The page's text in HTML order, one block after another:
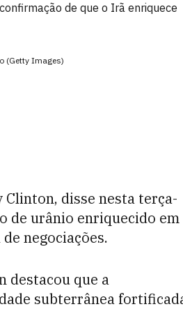
de que o Irã enriquece
(Getty Images)
disse nesta terça-
de urânio enriquecido em
negociações.
destacou que a
subterrânea